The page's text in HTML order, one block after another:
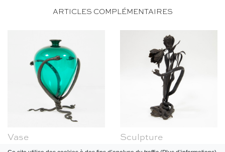
ARTICLES COMPLÉMENTAIRES
Vase
Umberto Bellotto, 1920
Sculpture
Alessandro Mazzucotelli,